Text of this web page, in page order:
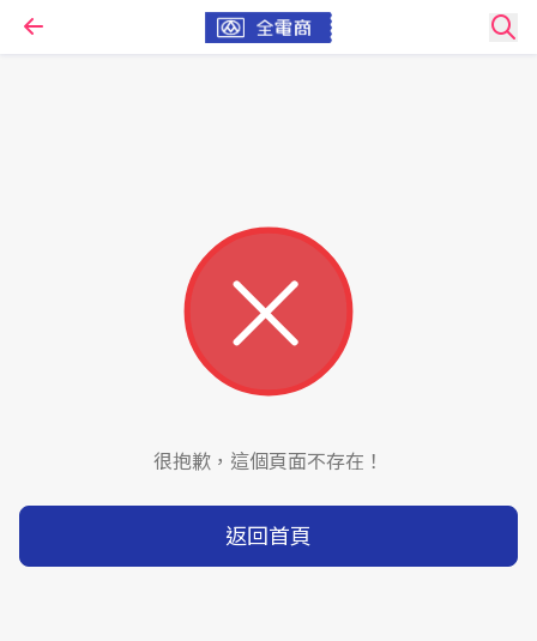
很抱歉，這個頁面不存在！
返回首頁